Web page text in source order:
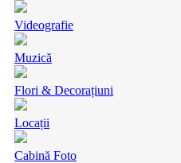
Videografie
Muzică
Flori & Decorațiuni
Locații
Cabină Foto